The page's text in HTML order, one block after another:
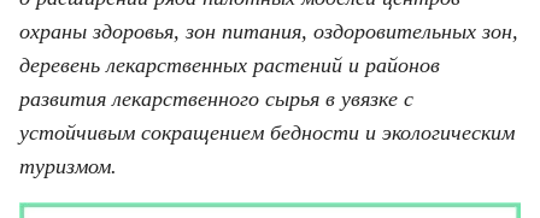
ДОБРО ПОЖАЛОВАТЬ ВО
ВЬЕТНАМ
В МИРЕ
ВСТРЕЧИ - ДИАЛОГИ
охраны здоровья, зон питания, оздоровительных зон,
деревень лекарственных растений и районов
развития лекарственного сырья в увязке с
устойчивым сокращением бедности и экологическим
туризмом.